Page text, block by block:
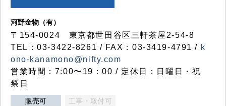
河野金物（有）
〒154-0024 東京都世田谷区三軒茶屋2-54-8
TEL：03-3422-8261 / FAX：03-3419-4791 / k
ono-kanamono@nifty.com
営業時間：7:00〜19：00 / 定休日：日曜日・祝
祭日
販売可 工事・取付可